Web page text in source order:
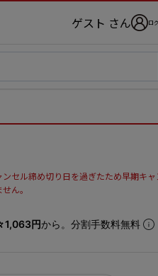
ゲスト さん ロ
セル締め切り日を過ぎたため早期キャ
ん。
1,063円から。分割手数料無料